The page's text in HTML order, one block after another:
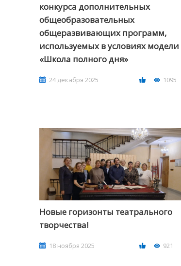
chgtt.obr-khv.ru
Официальный сайт учреждения:
collegemg.ru
конкурса дополнительных
общеобразовательных
общеразвивающих программ,
используемых в условиях модели
«Школа полного дня»
24 декабря 2025 1095
Новые горизонты театрального
творчества!
18 ноября 2025 921